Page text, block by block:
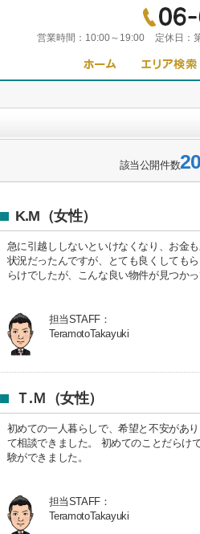
営業時間： 10:00～19:00 定休日：
該当公開件数20
K.M（女性）
急に引越ししないといけなくなり、お金
状況だったんですが、とても良くしても
らけでしたが、こんな良い物件が見つか
担当STAFF：
TeramotoTakayuki
Ｔ.Ｍ（女性）
初めての一人暮らしで、希望と不安があ
て相談できました。 初めてのことだらけ
験ができました。
担当STAFF：
TeramotoTakayuki